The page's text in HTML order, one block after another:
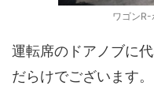
ワゴンR-
運転席のドアノブに
だらけでございます。